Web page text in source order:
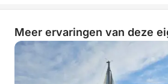
Meer ervaringen van deze